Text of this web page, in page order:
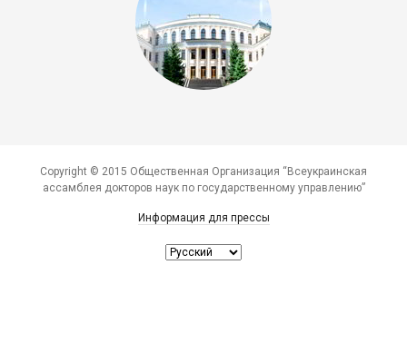
Copyright © 2015 Общественная Организация “Всеукраинская
ассамблея докторов наук по государственному управлению”
Информация для прессы